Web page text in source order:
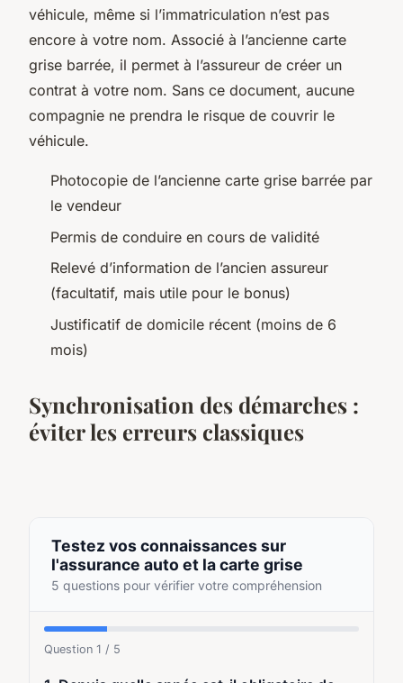
véhicule, même si l’immatriculation n’est pas
encore à votre nom. Associé à l’ancienne carte
grise barrée, il permet à l’assureur de créer un
contrat à votre nom. Sans ce document, aucune
compagnie ne prendra le risque de couvrir le
véhicule.
Photocopie de l’ancienne carte grise barrée par
le vendeur
Permis de conduire en cours de validité
Relevé d’information de l’ancien assureur
(facultatif, mais utile pour le bonus)
Justificatif de domicile récent (moins de 6
mois)
Synchronisation des démarches :
éviter les erreurs classiques